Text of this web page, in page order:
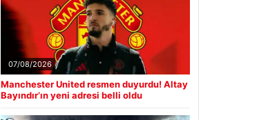
07/08/2026
Manchester United resmen duyurdu! Altay
Bayındır’ın yeni adresi belli oldu